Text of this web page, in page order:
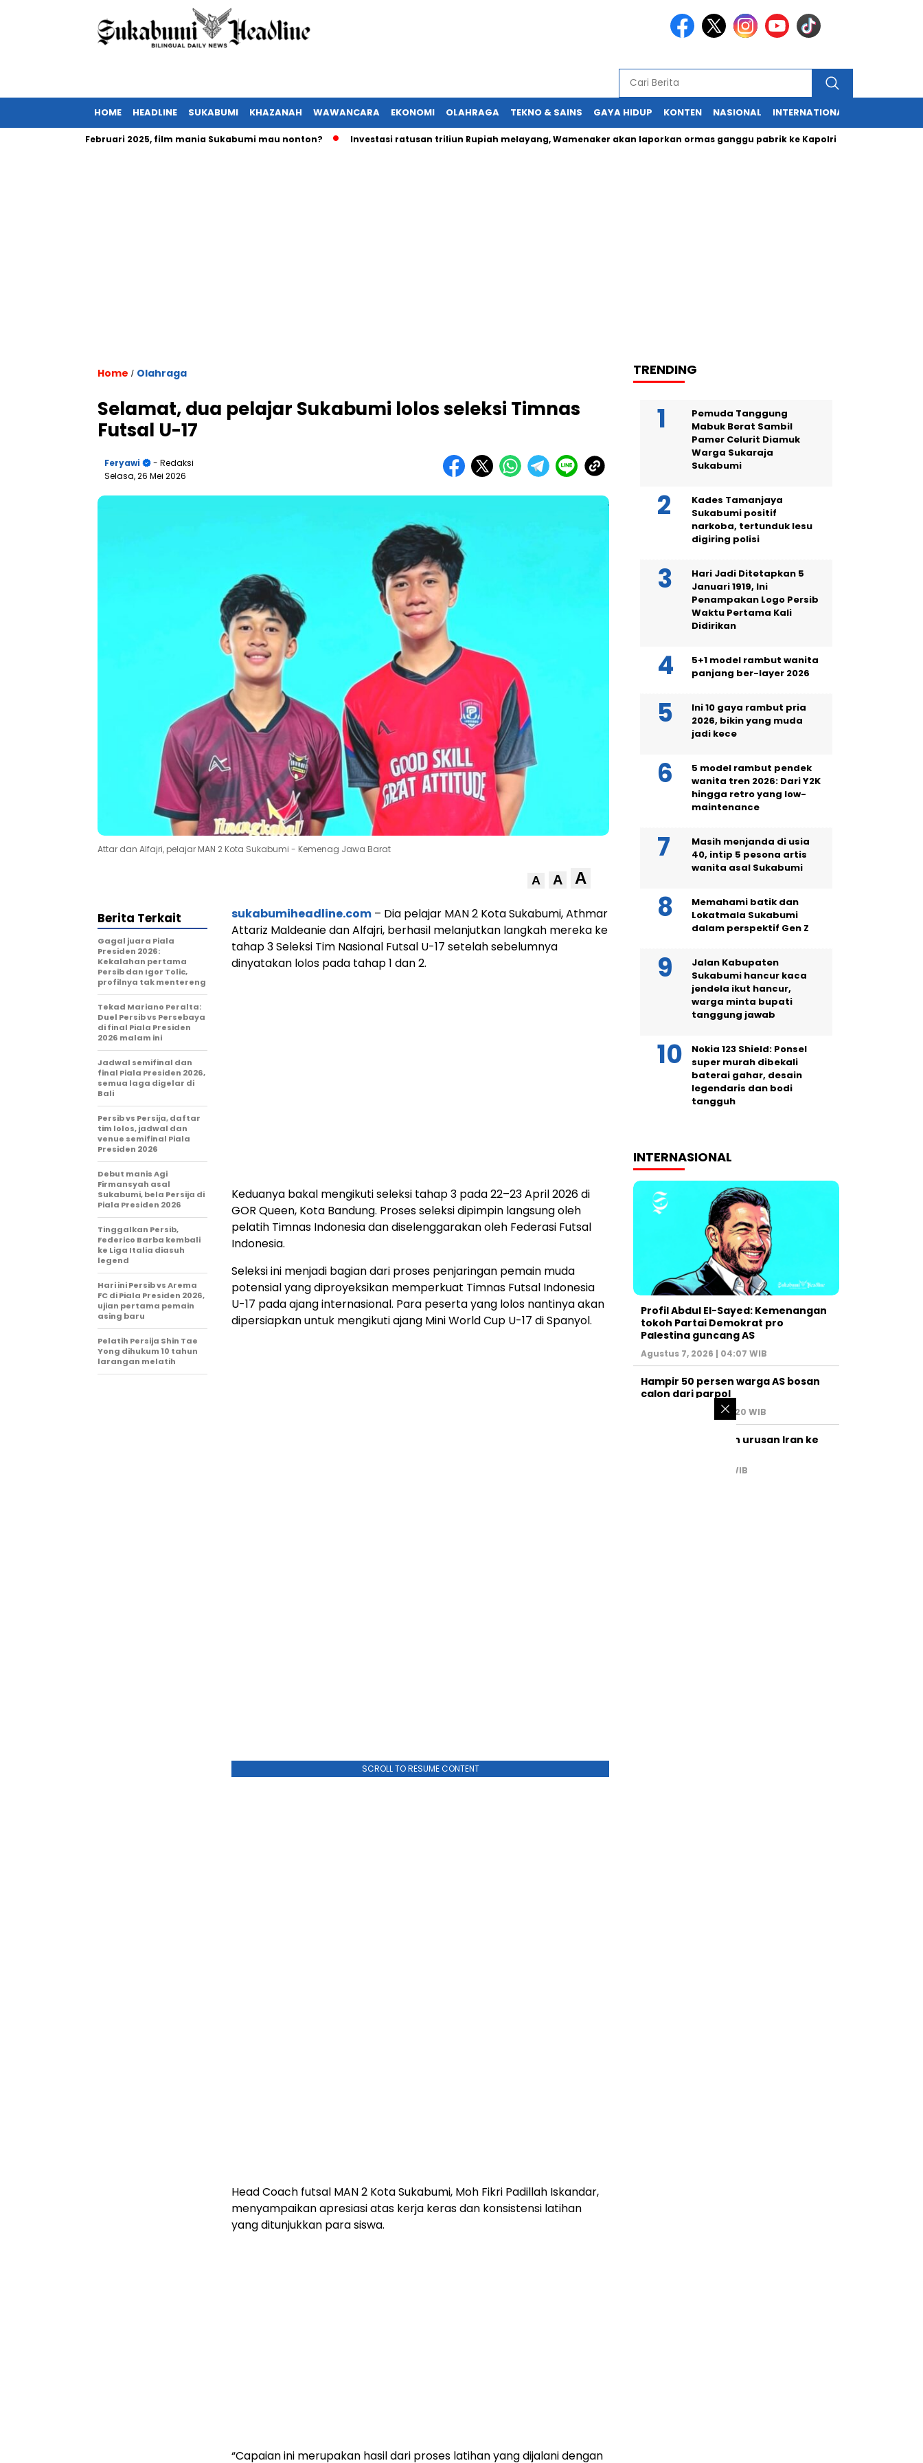
HOME HEADLINE SUKABUMI KHAZANAH WAWANCARA EKONOMI OLAHRAGA TEKNO & SAINS GAYA HIDUP KONTEN NASIONAL INTERNATIONAL
tayang Februari 2025, film mania Sukabumi mau nonton? Investasi ratusan triliun Rupiah melayang, Wamenaker akan laporkan ormas ganggu pabrik ke Kapolri Cabup dan Cawali
Home / Olahraga
Selamat, dua pelajar Sukabumi lolos seleksi Timnas
Futsal U-17
Feryawi
- Redaksi
Selasa, 26 Mei 2026
Attar dan Alfajri, pelajar MAN 2 Kota Sukabumi - Kemenag Jawa Barat
A A A
sukabumiheadline.com – Dia pelajar MAN 2 Kota Sukabumi, Athmar
Attariz Maldeanie dan Alfajri, berhasil melanjutkan langkah mereka ke
tahap 3 Seleksi Tim Nasional Futsal U-17 setelah sebelumnya
dinyatakan lolos pada tahap 1 dan 2.
Keduanya bakal mengikuti seleksi tahap 3 pada 22–23 April 2026 di
GOR Queen, Kota Bandung. Proses seleksi dipimpin langsung oleh
pelatih Timnas Indonesia dan diselenggarakan oleh Federasi Futsal
Indonesia.
Seleksi ini menjadi bagian dari proses penjaringan pemain muda
potensial yang diproyeksikan memperkuat Timnas Futsal Indonesia
U-17 pada ajang internasional. Para peserta yang lolos nantinya akan
dipersiapkan untuk mengikuti ajang Mini World Cup U-17 di Spanyol.
SCROLL TO RESUME CONTENT
Head Coach futsal MAN 2 Kota Sukabumi, Moh Fikri Padillah Iskandar,
menyampaikan apresiasi atas kerja keras dan konsistensi latihan
yang ditunjukkan para siswa.
“Capaian ini merupakan hasil dari proses latihan yang dijalani dengan
Berita Terkait
Gagal juara Piala
Presiden 2026:
Kekalahan pertama
Persib dan Igor Tolic,
profilnya tak mentereng
Tekad Mariano Peralta:
Duel Persib vs Persebaya
di final Piala Presiden
2026 malam ini
Jadwal semifinal dan
final Piala Presiden 2026,
semua laga digelar di
Bali
Persib vs Persija, daftar
tim lolos, jadwal dan
venue semifinal Piala
Presiden 2026
Debut manis Agi
Firmansyah asal
Sukabumi, bela Persija di
Piala Presiden 2026
Tinggalkan Persib,
Federico Barba kembali
ke Liga Italia diasuh
legend
Hari ini Persib vs Arema
FC di Piala Presiden 2026,
ujian pertama pemain
asing baru
Pelatih Persija Shin Tae
Yong dihukum 10 tahun
larangan melatih
TRENDING
Pemuda Tanggung
Mabuk Berat Sambil
Pamer Celurit Diamuk
Warga Sukaraja
Sukabumi
Kades Tamanjaya
Sukabumi positif
narkoba, tertunduk lesu
digiring polisi
Hari Jadi Ditetapkan 5
Januari 1919, Ini
Penampakan Logo Persib
Waktu Pertama Kali
Didirikan
5+1 model rambut wanita
panjang ber-layer 2026
Ini 10 gaya rambut pria
2026, bikin yang muda
jadi kece
5 model rambut pendek
wanita tren 2026: Dari Y2K
hingga retro yang low-
maintenance
Masih menjanda di usia
40, intip 5 pesona artis
wanita asal Sukabumi
Memahami batik dan
Lokatmala Sukabumi
dalam perspektif Gen Z
Jalan Kabupaten
Sukabumi hancur kaca
jendela ikut hancur,
warga minta bupati
tanggung jawab
Nokia 123 Shield: Ponsel
super murah dibekali
baterai gahar, desain
legendaris dan bodi
tangguh
INTERNASIONAL
Profil Abdul El-Sayed: Kemenangan
tokoh Partai Demokrat pro
Palestina guncang AS
Agustus 7, 2026 | 04:07 WIB
Hampir 50 persen warga AS bosan
calon dari parpol
Agustus 6, 2026 | 07:20 WIB
PM Israel serahkan urusan Iran ke
Juli 31, 2026 | 02:47 WIB